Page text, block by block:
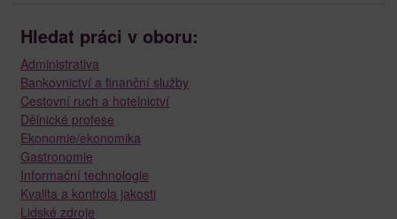
Hledat práci v oboru:
Administrativa
Bankovnictví a finanční služby
Cestovní ruch a hotelnictví
Dělnické profese
Ekonomie/ekonomika
Gastronomie
Informační technologie
Kvalita a kontrola jakosti
Lidské zdroje